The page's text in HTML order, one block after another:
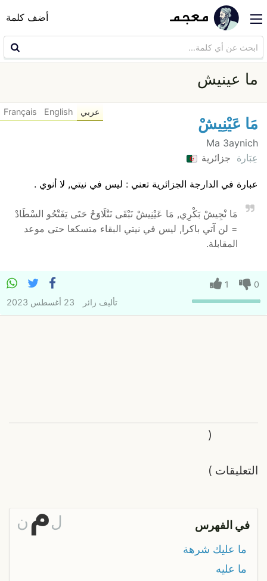
أضف كلمة
ما عينيش
مَا عَيْنِيشْ
Ma 3aynich
عِبَارة جزائرية
عبارة في الدارجة الجزائرية تعني : ليس في نيتي, لا أنوي .
مَا نْجِيشْ بَكْرِي, مَا عَيْنِيشْ نَبْقَى نَتْلَاوَحْ حَتَى يَفَتْحُو السْطَادْ
= لن آتي باكرا, ليس في نيتي البقاء متسكعا حتى موعد
المقابلة.
عربي English
Français
0
1
تأليف زائر 23 أغسطس 2023
التعليقات
(
)
في الفهرس لمن
ما عليك شرهة
ما عليه